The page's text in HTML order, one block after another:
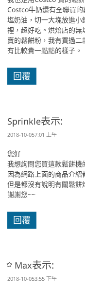
Costco牛奶還有全聯買
塩奶油，切一大塊放進
裡，超好吃。烘焙店的
賣的鬆餅粉，我有買過
有比較貴一點點的樣子。
回覆
Sprinkle表示:
2018-10-057:01 上午
您好
我想詢問您買這款鬆餅機
因為網路上面的商品介
但是都沒有說明有關鬆
謝謝您~~
回覆
Max表示:
2018-10-053:55 下午